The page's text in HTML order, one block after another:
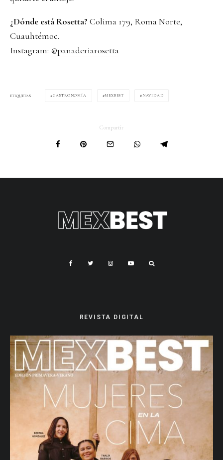
¿Dónde está Rosetta? Colima 179, Roma Norte,
Cuauhtémoc.
Instagram: @panaderiarosetta
ETIQUETAS GASTRONOMÍA MEXBEST NAVIDAD
Compartir
REVISTA DIGITAL